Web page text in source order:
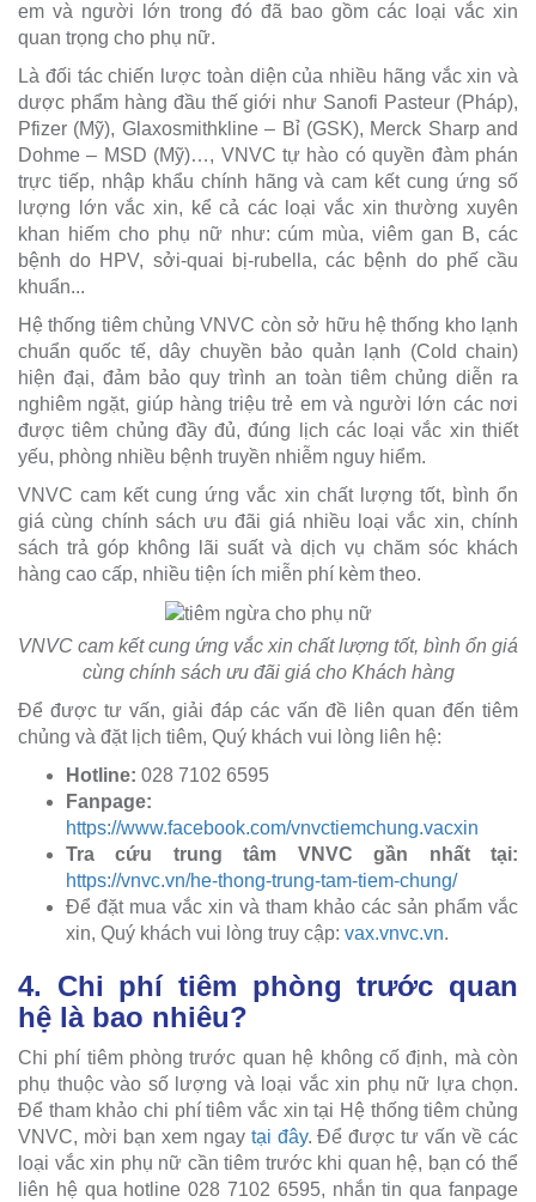
em và người lớn trong đó đã bao gồm các loại vắc xin
quan trọng cho phụ nữ.
Là đối tác chiến lược toàn diện của nhiều hãng vắc xin và
dược phẩm hàng đầu thế giới như Sanofi Pasteur (Pháp),
Pfizer (Mỹ), Glaxosmithkline – Bỉ (GSK), Merck Sharp and
Dohme – MSD (Mỹ)…, VNVC tự hào có quyền đàm phán
trực tiếp, nhập khẩu chính hãng và cam kết cung ứng số
lượng lớn vắc xin, kể cả các loại vắc xin thường xuyên
khan hiếm cho phụ nữ như: cúm mùa, viêm gan B, các
bệnh do HPV, sởi-quai bị-rubella, các bệnh do phế cầu
khuẩn...
Hệ thống tiêm chủng VNVC còn sở hữu hệ thống kho lạnh
chuẩn quốc tế, dây chuyền bảo quản lạnh (Cold chain)
hiện đại, đảm bảo quy trình an toàn tiêm chủng diễn ra
nghiêm ngặt, giúp hàng triệu trẻ em và người lớn các nơi
được tiêm chủng đầy đủ, đúng lịch các loại vắc xin thiết
yếu, phòng nhiều bệnh truyền nhiễm nguy hiểm.
VNVC cam kết cung ứng vắc xin chất lượng tốt, bình ổn
giá cùng chính sách ưu đãi giá nhiều loại vắc xin, chính
sách trả góp không lãi suất và dịch vụ chăm sóc khách
hàng cao cấp, nhiều tiện ích miễn phí kèm theo.
VNVC cam kết cung ứng vắc xin chất lượng tốt, bình ổn giá
cùng chính sách ưu đãi giá cho Khách hàng
Để được tư vấn, giải đáp các vấn đề liên quan đến tiêm
chủng và đặt lịch tiêm, Quý khách vui lòng liên hệ:
Hotline: 028 7102 6595
Fanpage:
https://www.facebook.com/vnvctiemchung.vacxin
Tra cứu trung tâm VNVC gần nhất tại:
https://vnvc.vn/he-thong-trung-tam-tiem-chung/
Để đặt mua vắc xin và tham khảo các sản phẩm vắc
xin, Quý khách vui lòng truy cập: vax.vnvc.vn.
4. Chi phí tiêm phòng trước quan
hệ là bao nhiêu?
Chi phí tiêm phòng trước quan hệ không cố định, mà còn
phụ thuộc vào số lượng và loại vắc xin phụ nữ lựa chọn.
Để tham khảo chi phí tiêm vắc xin tại Hệ thống tiêm chủng
VNVC, mời bạn xem ngay tại đây. Để được tư vấn về các
loại vắc xin phụ nữ cần tiêm trước khi quan hệ, bạn có thể
liên hệ qua hotline 028 7102 6595, nhắn tin qua fanpage